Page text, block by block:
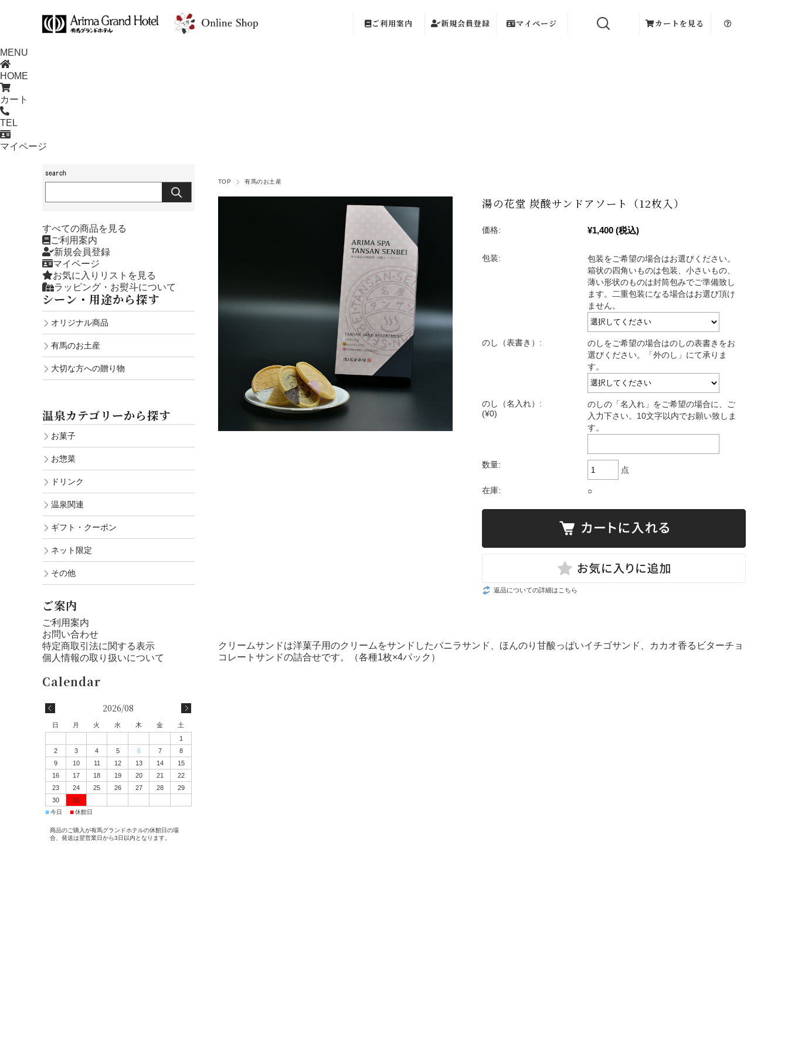
ご利用案内 新規会員登録 マイページ カートを見る
MENU
HOME
カート
TEL
マイページ
TOP 有馬のお土産
湯の花堂 炭酸サンドアソート（12枚入）
価格: ¥1,400 (税込)
包装:
包装をご希望の場合はお選びください。
箱状の四角いものは包装、小さいもの、
薄い形状のものは封筒包みでご準備致し
ます。二重包装になる場合はお選び頂け
ません。
のし（表書き）:
のしをご希望の場合はのしの表書きをお
選びください。「外のし」にて承りま
す。
のし（名入れ）:
(¥0)
のしの「名入れ」をご希望の場合に、ご
入力下さい。10文字以内でお願い致しま
す。
数量:
点
在庫: ○
返品についての詳細はこちら
クリームサンドは洋菓子用のクリームをサンドしたバニラサンド、ほんのり甘酸っぱいイチゴサンド、カカオ香るビターチョ
コレートサンドの詰合せです。（各種1枚×4パック）
すべての商品を見る
ご利用案内
新規会員登録
マイページ
お気に入りリストを見る
ラッピング・お熨斗について
シーン・用途から探す
オリジナル商品
有馬のお土産
大切な方への贈り物
温泉カテゴリーから探す
お菓子
お惣菜
ドリンク
温泉関連
ギフト・クーポン
ネット限定
その他
ご案内
ご利用案内
お問い合わせ
特定商取引法に関する表示
個人情報の取り扱いについて
2026/08
日 月 火 水 木 金
土
1
2
3 4 5 6 7
8
9
10 11 12 13 14
15
16
17 18 19 20 21
22
23
24 25 26 27 28
29
30
31
■今日 ■休館日
商品のご購入が有馬グランドホテルの休館日の場
合、発送は翌営業日から3日以内となります。